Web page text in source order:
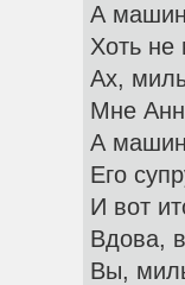
А
Хоть не
Ах,
Мне
А
Его
И вот
Вдова,
Вы,